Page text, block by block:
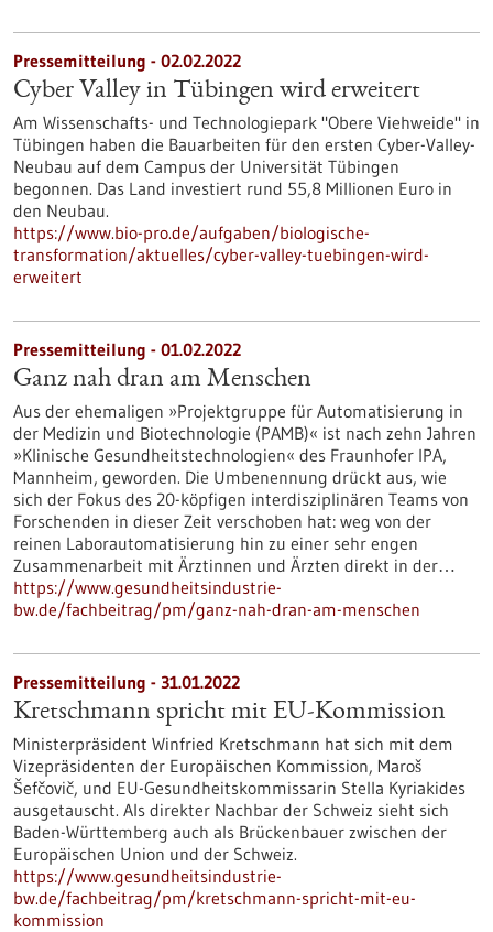
Pressemitteilung - 02.02.2022
Cyber Valley in Tübingen wird erweitert
Am Wissenschafts- und Technologiepark "Obere Viehweide" in
Tübingen haben die Bauarbeiten für den ersten Cyber-Valley-
Neubau auf dem Campus der Universität Tübingen
begonnen. Das Land investiert rund 55,8 Millionen Euro in
den Neubau.
https://www.bio-pro.de/aufgaben/biologische-
transformation/aktuelles/cyber-valley-tuebingen-wird-
erweitert
Pressemitteilung - 01.02.2022
Ganz nah dran am Menschen
Aus der ehemaligen »Projektgruppe für Automatisierung in
der Medizin und Biotechnologie (PAMB)« ist nach zehn Jahren
»Klinische Gesundheitstechnologien« des Fraunhofer IPA,
Mannheim, geworden. Die Umbenennung drückt aus, wie
sich der Fokus des 20-köpfigen interdisziplinären Teams von
Forschenden in dieser Zeit verschoben hat: weg von der
reinen Laborautomatisierung hin zu einer sehr engen
Zusammenarbeit mit Ärztinnen und Ärzten direkt in der…
https://www.gesundheitsindustrie-
bw.de/fachbeitrag/pm/ganz-nah-dran-am-menschen
Pressemitteilung - 31.01.2022
Kretschmann spricht mit EU-Kommission
Ministerpräsident Winfried Kretschmann hat sich mit dem
Vizepräsidenten der Europäischen Kommission, Maroš
Šefčovič, und EU-Gesundheitskommissarin Stella Kyriakides
ausgetauscht. Als direkter Nachbar der Schweiz sieht sich
Baden-Württemberg auch als Brückenbauer zwischen der
Europäischen Union und der Schweiz.
https://www.gesundheitsindustrie-
bw.de/fachbeitrag/pm/kretschmann-spricht-mit-eu-
kommission